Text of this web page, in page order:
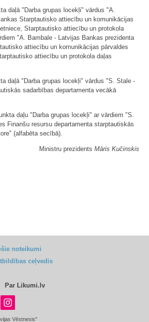
daļā "Darba grupas locekļi" vārdus "A.
Starptautisko attiecību un komunikācijas
Starptautisko attiecību un protokola
"A. Bambale - Latvijas Bankas prezidenta
attiecību un komunikācijas pārvaldes
attiecību un protokola daļas
daļā "Darba grupas locekļi" vārdus "S. Stale -
sadarbības departamenta vecākā
daļu "Darba grupas locekļi" ar vārdiem "S.
Finanšu resursu departamenta starptautiskās
(alfabēta secībā).
Ministru prezidents Māris Kučinskis
noteikumi
ceļvedis
Par Likumi.lv
Vēstnesis"